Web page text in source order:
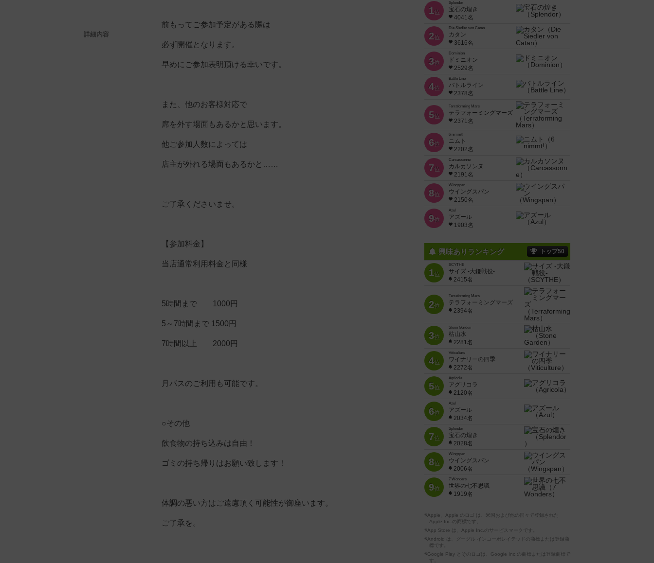
詳細内容
前もってご参加予定がある際は
必ず開催となります。
早めにご参加表明頂ける幸いです。
また、他のお客様対応で
席を外す場面もあるかと思います。
他ご参加人数によっては
店主が外れる場面もあるかと……
ご了承くださいませ。
【参加料金】
当店通常利用料金と同様
5時間まで 1000円
5～7時間まで 1500円
7時間以上 2000円
月パスのご利用も可能です。
○その他
飲食物の持ち込みは自由！
ゴミの持ち帰りはお願い致します！
体調の悪い方はご遠慮頂く可能性が御座います。
ご了承を。
1位
Splendor
宝石の煌き
4041名
2位
Die Siedler von Catan
カタン
3616名
3位
Dominion
ドミニオン
2529名
4位
Battle Line
バトルライン
2378名
5位
Terraforming Mars
テラフォーミングマーズ
2371名
6位
6 nimmt!
ニムト
2202名
7位
Carcassonne
カルカソンヌ
2191名
8位
Wingspan
ウイングスパン
2150名
9位
Azul
アズール
1903名
興味ありランキング トップ50
1位
SCYTHE
サイズ -大鎌戦役-
2415名
2位
Terraforming Mars
テラフォーミングマーズ
2394名
3位
Stone Garden
枯山水
2281名
4位
Viticulture
ワイナリーの四季
2272名
5位
Agricola
アグリコラ
2120名
6位
Azul
アズール
2034名
7位
Splendor
宝石の煌き
2028名
8位
Wingspan
ウイングスパン
2006名
9位
7 Wonders
世界の七不思議
1919名
※Apple、Apple のロゴ は、米国および他の国々で登録された
Apple Inc.の商標です。
※App Store は、Apple Inc.のサービスマークです。
※Android は、グーグル インコーポレイテッドの商標または登録商
標です。
※Google Play とそのロゴは、Google Inc.の商標または登録商標で
す。